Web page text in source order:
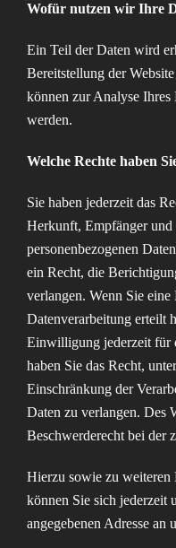
Wofür nutzen wir Ihre
Ein Teil der Daten wird
Bereitstellung der
können zur Analyse
werden.
Welche Rechte haben
Sie haben jederzeit das
Herkunft, Empfänger
personenbezogenen
ein Recht, die
verlangen. Wenn Sie
Datenverarbeitung erteilt
Einwilligung jederzeit für
haben Sie das Recht,
Einschränkung der
Daten zu verlangen. Des
Beschwerderecht bei der
Hierzu sowie zu weiteren
können Sie sich jederzeit
angegebenen Adresse an